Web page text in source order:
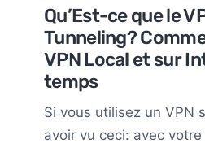
Qu’Est-ce que le
Tunneling?
VPN Local et sur
temps
Si vous utilisez un VPN
avoir vu ceci: avec